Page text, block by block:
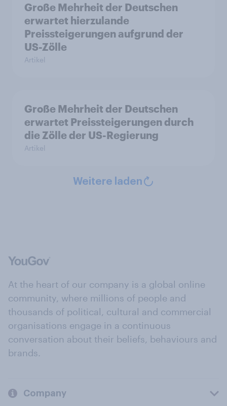
Große Mehrheit der Deutschen
erwartet hierzulande
Preissteigerungen aufgrund der
US-Zölle
Artikel
Große Mehrheit der Deutschen
erwartet Preissteigerungen durch
die Zölle der US-Regierung
Artikel
Weitere laden
At the heart of our company is a global online
community, where millions of people and
thousands of political, cultural and commercial
organisations engage in a continuous
conversation about their beliefs, behaviours and
brands.
Company